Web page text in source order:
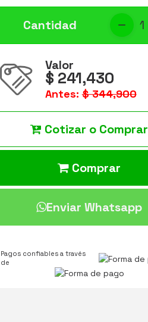
Cantidad 1
Valor
$ 241,430
Antes:$ 344,900
Cotizar o Comprar
Comprar
Enviar Whatsapp
Pagos confiables a través
de